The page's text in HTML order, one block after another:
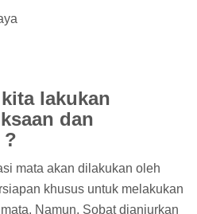
lakukan
dan
?
mata akan dilakukan oleh
khusus untuk melakukan
Namun, Sobat dianjurkan